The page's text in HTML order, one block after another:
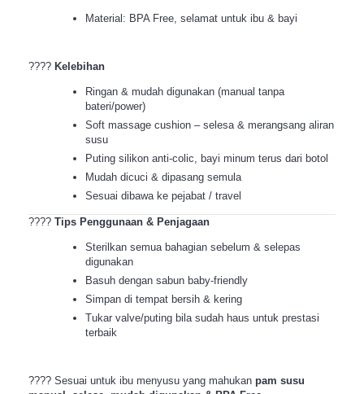
Material: BPA Free, selamat untuk ibu & bayi
???? Kelebihan
Ringan & mudah digunakan (manual tanpa
bateri/power)
Soft massage cushion – selesa & merangsang aliran
susu
Puting silikon anti-colic, bayi minum terus dari botol
Mudah dicuci & dipasang semula
Sesuai dibawa ke pejabat / travel
???? Tips Penggunaan & Penjagaan
Sterilkan semua bahagian sebelum & selepas
digunakan
Basuh dengan sabun baby-friendly
Simpan di tempat bersih & kering
Tukar valve/puting bila sudah haus untuk prestasi
terbaik
???? Sesuai untuk ibu menyusu yang mahukan pam susu